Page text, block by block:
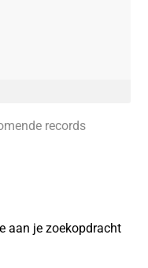
records
aan je zoekopdracht